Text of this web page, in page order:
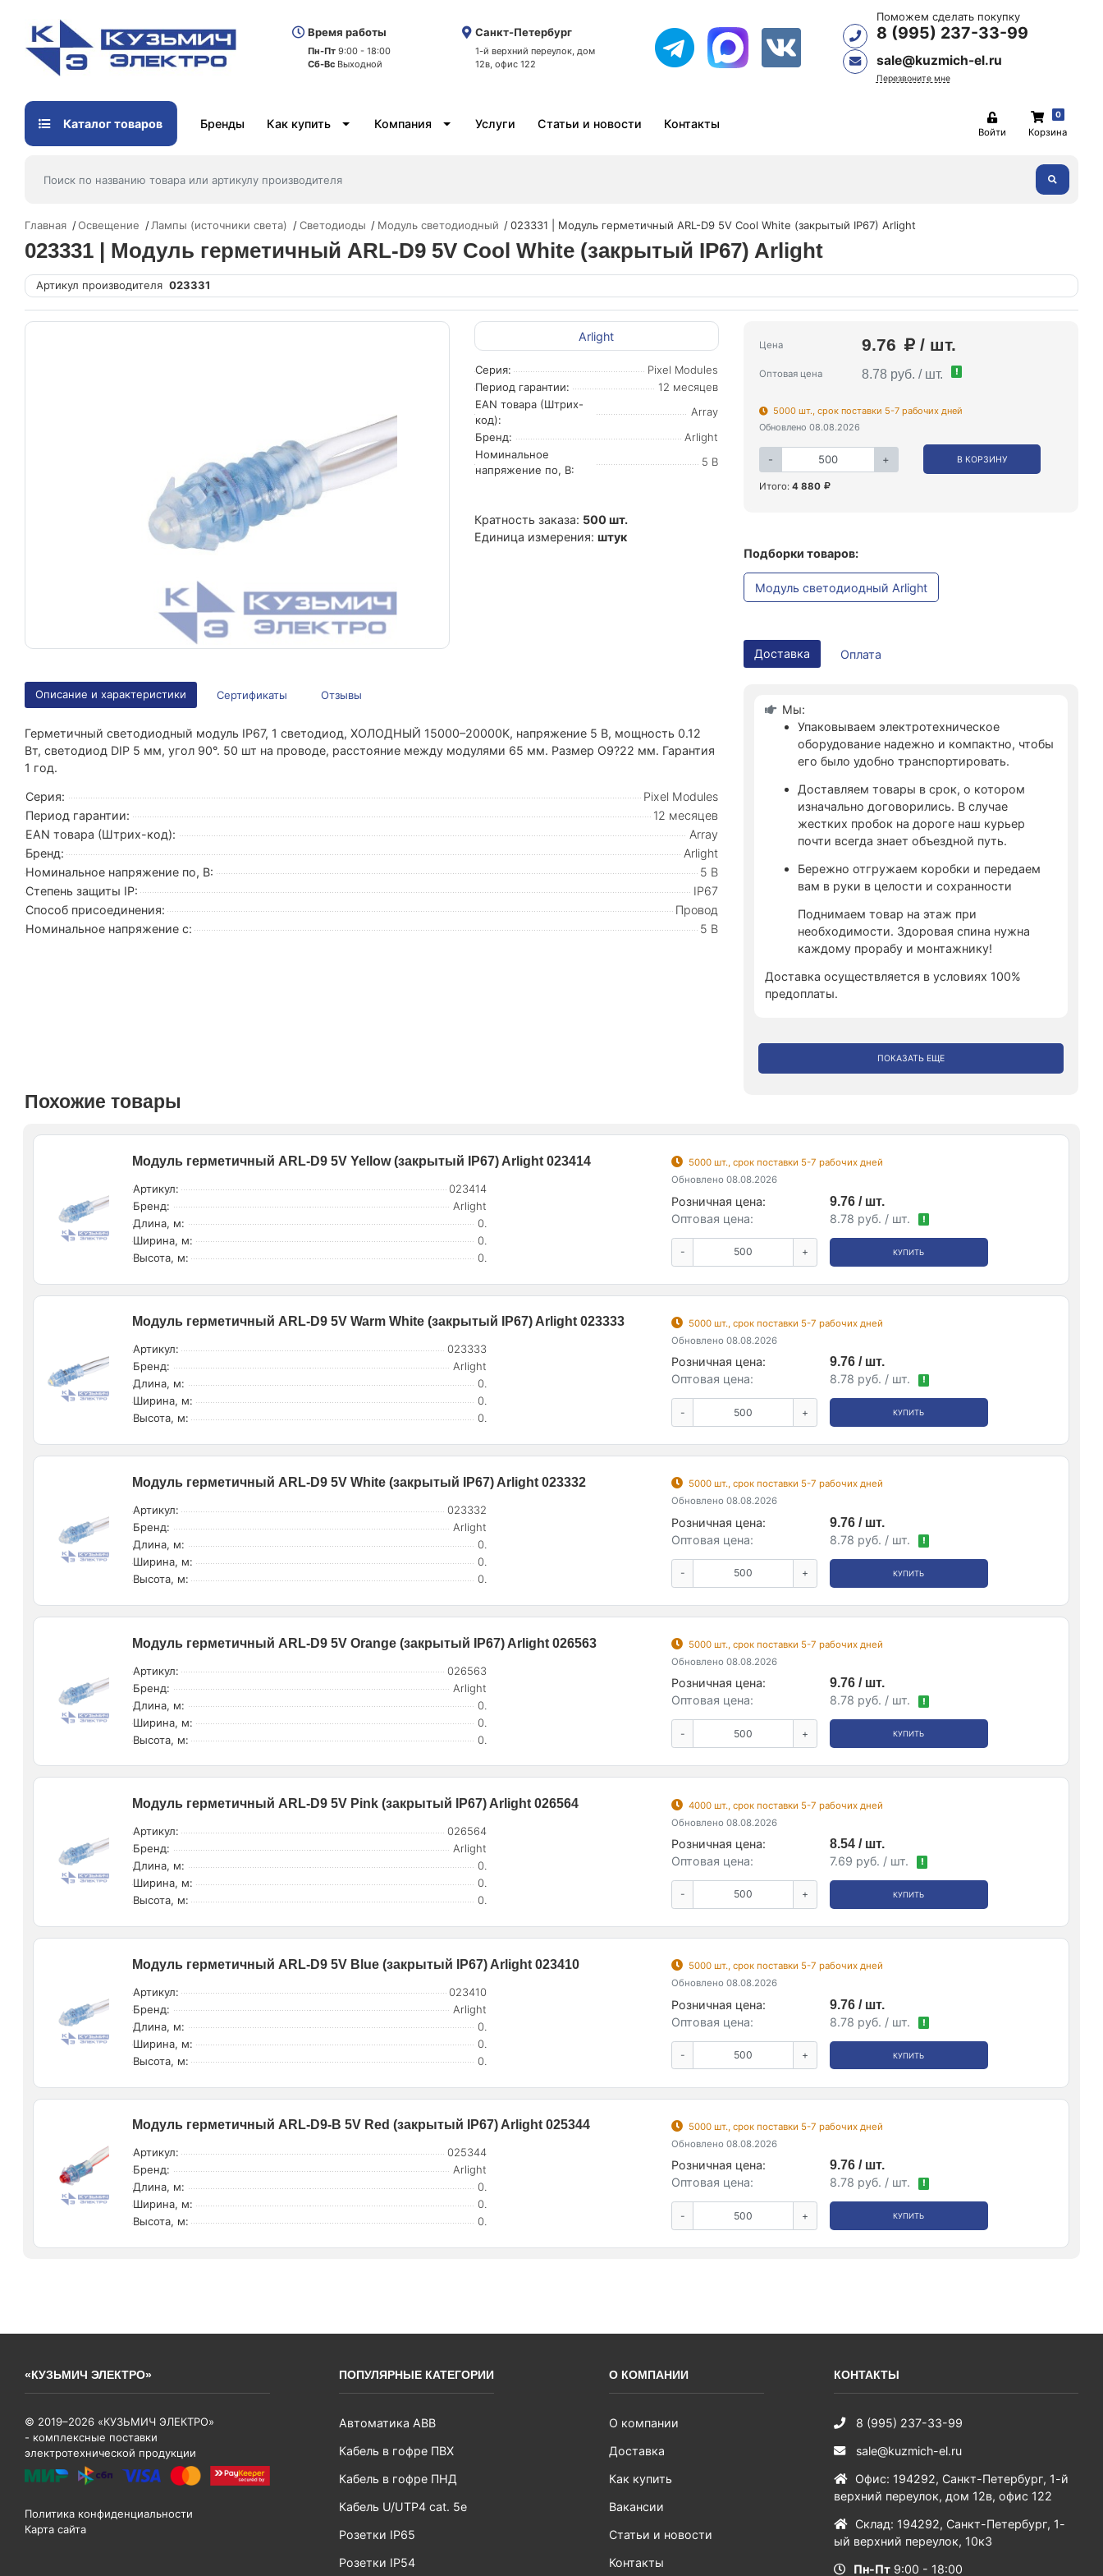
Время работы
Пн-Пт 9:00 - 18:00
Сб-Вс Выходной
Санкт-Петербург
1-й верхний переулок, дом
12в, офис 122
Поможем сделать покупку
8 (995) 237-33-99
sale@kuzmich-el.ru
Перезвоните мне
Каталог товаров Бренды Как купить Компания Услуги Статьи и новости Контакты
Войти
0
Корзина
Главная Освещение Лампы (источники света) Светодиоды Модуль светодиодный 023331 | Модуль герметичный ARL-D9 5V Cool White (закрытый IP67) Arlight
023331 | Модуль герметичный ARL-D9 5V Cool White (закрытый IP67) Arlight
Артикул производителя 023331
Arlight
Серия:
Pixel Modules
Период гарантии:
12 месяцев
EAN товара (Штрих-
код):
Array
Бренд:
Arlight
Номинальное
напряжение по, В:
5 В
Кратность заказа: 500 шт.
Единица измерения: штук
Цена 9.76 / шт.
Оптовая цена 8.78 руб. / шт. !
5000 шт., срок поставки 5-7 рабочих дней
Обновлено 08.08.2026
- + В КОРЗИНУ
Итого: 4 880
Подборки товаров:
Модуль светодиодный Arlight
Доставка Оплата
Мы:
Упаковываем электротехническое
оборудование надежно и компактно, чтобы
его было удобно транспортировать.
Доставляем товары в срок, о котором
изначально договорились. В случае
жестких пробок на дороге наш курьер
почти всегда знает объездной путь.
Бережно отгружаем коробки и передаем
вам в руки в целости и сохранности
Поднимаем товар на этаж при
необходимости. Здоровая спина нужна
каждому прорабу и монтажнику!
Доставка осуществляется в условиях 100%
предоплаты.
ПОКАЗАТЬ ЕЩЕ
Описание и характеристики Сертификаты Отзывы
Герметичный светодиодный модуль IP67, 1 светодиод, ХОЛОДНЫЙ 15000–20000K, напряжение 5 В, мощность 0.12
Вт, светодиод DIP 5 мм, угол 90°. 50 шт на проводе, расстояние между модулями 65 мм. Размер O9?22 мм. Гарантия
1 год.
Серия:
Pixel Modules
Период гарантии:
12 месяцев
EAN товара (Штрих-код):
Array
Бренд:
Arlight
Номинальное напряжение по, В:
5 В
Степень защиты IP:
IP67
Способ присоединения:
Провод
Номинальное напряжение с:
5 В
Похожие товары
Модуль герметичный ARL-D9 5V Yellow (закрытый IP67) Arlight 023414
Артикул:
023414
Бренд:
Arlight
Длина, м:
0.
Ширина, м:
0.
Высота, м:
0.
5000 шт., срок поставки 5-7 рабочих дней
Обновлено 08.08.2026
Розничная цена:
9.76 / шт.
Оптовая цена:
8.78 руб. / шт. !
- + КУПИТЬ
Модуль герметичный ARL-D9 5V Warm White (закрытый IP67) Arlight 023333
Артикул:
023333
Бренд:
Arlight
Длина, м:
0.
Ширина, м:
0.
Высота, м:
0.
5000 шт., срок поставки 5-7 рабочих дней
Обновлено 08.08.2026
Розничная цена:
9.76 / шт.
Оптовая цена:
8.78 руб. / шт. !
- + КУПИТЬ
Модуль герметичный ARL-D9 5V White (закрытый IP67) Arlight 023332
Артикул:
023332
Бренд:
Arlight
Длина, м:
0.
Ширина, м:
0.
Высота, м:
0.
5000 шт., срок поставки 5-7 рабочих дней
Обновлено 08.08.2026
Розничная цена:
9.76 / шт.
Оптовая цена:
8.78 руб. / шт. !
- + КУПИТЬ
Модуль герметичный ARL-D9 5V Orange (закрытый IP67) Arlight 026563
Артикул:
026563
Бренд:
Arlight
Длина, м:
0.
Ширина, м:
0.
Высота, м:
0.
5000 шт., срок поставки 5-7 рабочих дней
Обновлено 08.08.2026
Розничная цена:
9.76 / шт.
Оптовая цена:
8.78 руб. / шт. !
- + КУПИТЬ
Модуль герметичный ARL-D9 5V Pink (закрытый IP67) Arlight 026564
Артикул:
026564
Бренд:
Arlight
Длина, м:
0.
Ширина, м:
0.
Высота, м:
0.
4000 шт., срок поставки 5-7 рабочих дней
Обновлено 08.08.2026
Розничная цена:
8.54 / шт.
Оптовая цена:
7.69 руб. / шт. !
- + КУПИТЬ
Модуль герметичный ARL-D9 5V Blue (закрытый IP67) Arlight 023410
Артикул:
023410
Бренд:
Arlight
Длина, м:
0.
Ширина, м:
0.
Высота, м:
0.
5000 шт., срок поставки 5-7 рабочих дней
Обновлено 08.08.2026
Розничная цена:
9.76 / шт.
Оптовая цена:
8.78 руб. / шт. !
- + КУПИТЬ
Модуль герметичный ARL-D9-B 5V Red (закрытый IP67) Arlight 025344
Артикул:
025344
Бренд:
Arlight
Длина, м:
0.
Ширина, м:
0.
Высота, м:
0.
5000 шт., срок поставки 5-7 рабочих дней
Обновлено 08.08.2026
Розничная цена:
9.76 / шт.
Оптовая цена:
8.78 руб. / шт. !
- + КУПИТЬ
«КУЗЬМИЧ ЭЛЕКТРО»
© 2019–2026 «КУЗЬМИЧ ЭЛЕКТРО»
- комплексные поставки
электротехнической продукции
Политика конфиденциальности
Карта сайта
ПОПУЛЯРНЫЕ КАТЕГОРИИ
Автоматика ABB
Кабель в гофре ПВХ
Кабель в гофре ПНД
Кабель U/UTP4 cat. 5e
Розетки IP65
Розетки IP54
О КОМПАНИИ
О компании
Доставка
Как купить
Вакансии
Статьи и новости
Контакты
КОНТАКТЫ
8 (995) 237-33-99
sale@kuzmich-el.ru
Офис: 194292, Санкт-Петербург, 1-й
верхний переулок, дом 12в, офис 122
Склад: 194292, Санкт-Петербург, 1-
ый верхний переулок, 10к3
Пн-Пт 9:00 - 18:00